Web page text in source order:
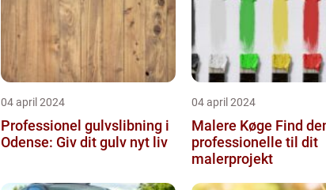
04 april 2024
Professionel gulvslibning i
Odense: Giv dit gulv nyt liv
04 april 2024
Malere Køge Find den rette
professionelle til dit
malerprojekt